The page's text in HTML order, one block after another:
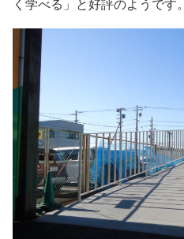
く学べる」と好評のようです。